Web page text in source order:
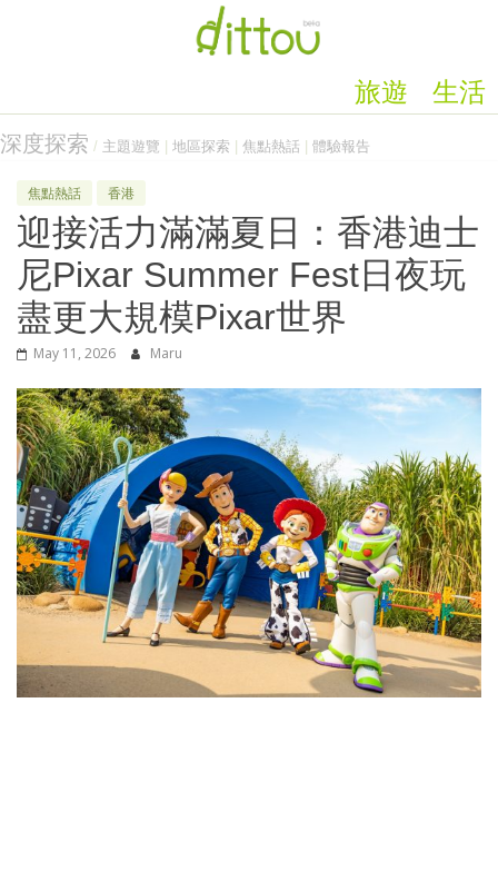
生活
旅遊
深度探索 / 主題遊覽 地區探索 焦點熱話 體驗報告
焦點熱話 香港
迎接活力滿滿夏日：香港迪士
尼Pixar Summer Fest日夜玩
盡更大規模Pixar世界
May 11, 2026 Maru